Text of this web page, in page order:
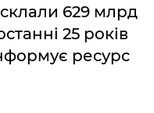
629 млрд
25 років
ресурс